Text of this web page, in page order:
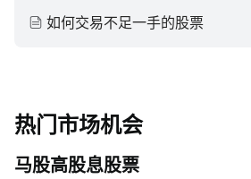
如何交易不足一手的股票
热门市场机会
马股高股息股票